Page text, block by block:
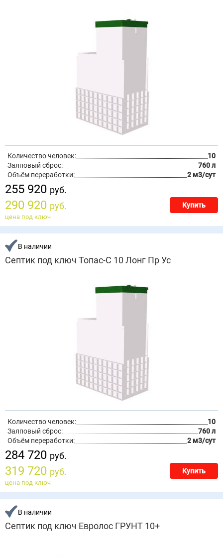
Количество человек:
10
Залповый сброс:
760 л
Объём переработки:
2 м3/сут
255 920 руб.
290 920 руб. Купить
цена под ключ
В наличии
Септик под ключ Топас-С 10 Лонг Пр Ус
Количество человек:
10
Залповый сброс:
760 л
Объём переработки:
2 м3/сут
284 720 руб.
319 720 руб. Купить
цена под ключ
В наличии
Септик под ключ Евролос ГРУНТ 10+